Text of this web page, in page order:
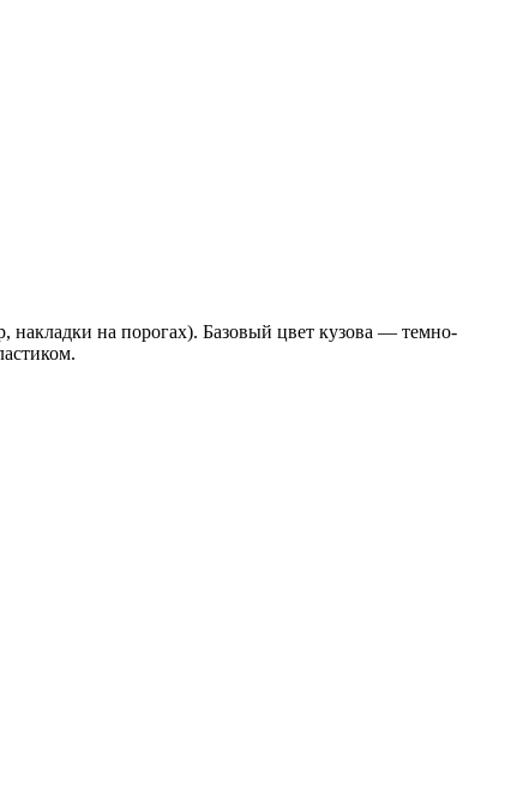
накладки на порогах). Базовый цвет кузова — темно-